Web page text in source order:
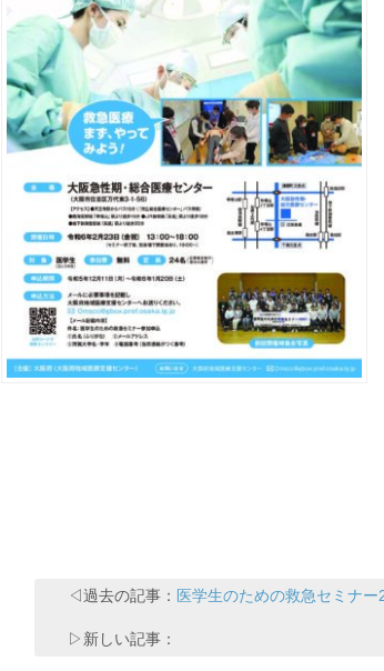
◁過去の記事： 医学生のための救急セミナー
▷新しい記事：